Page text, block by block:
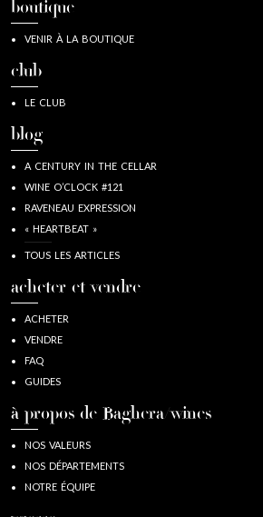
boutique
VENIR À LA BOUTIQUE
club
LE CLUB
blog
A CENTURY IN THE CELLAR
WINE O’CLOCK #121
RAVENEAU EXPRESSION
« HEARTBEAT »
TOUS LES ARTICLES
acheter et vendre
ACHETER
VENDRE
FAQ
GUIDES
à propos de Baghera/wines
NOS VALEURS
NOS DÉPARTEMENTS
NOTRE ÉQUIPE